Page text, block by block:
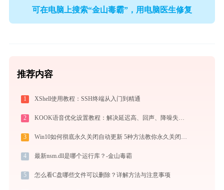
可在电脑上搜索“金山毒霸”，用电脑医生修复
推荐内容
1 XShell使用教程：SSH终端从入门到精通
2 KOOK语音优化设置教程：解决延迟高、回声、降噪失效问题
3 Win10如何彻底永久关闭自动更新 5种方法教你永久关闭win10自动更新
4 最新nsm.dll是哪个运行库？-金山毒霸
5 怎么看C盘哪些文件可以删除？详解方法与注意事项